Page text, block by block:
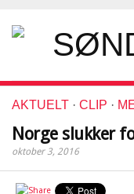
AKTUELT · CLIP ·
Norge slukker
oktober 3, 2016